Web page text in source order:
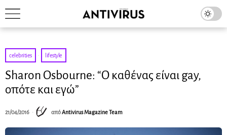
celebrities · lifestyle
Sharon Osbourne: “Ο καθένας είναι gay,
οπότε και εγώ”
21/04/2016 απόAntivirus Magazine Team